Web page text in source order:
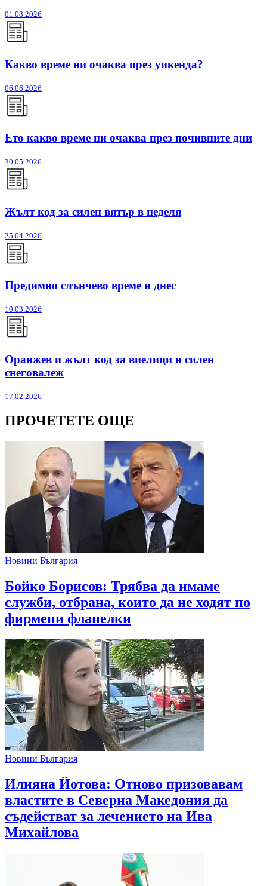
01.08.2026
Какво време ни очаква през уикенда?
06.06.2026
Ето какво време ни очаква през почивните дни
30.05.2026
Жълт код за силен вятър в неделя
25.04.2026
Предимно слънчево време и днес
10.03.2026
Оранжев и жълт код за виелици и силен
снеговалеж
17.02.2026
ПРОЧЕТЕТЕ ОЩЕ
Новини България
Бойко Борисов: Трябва да имаме
служби, отбрана, които да не ходят по
фирмени фланелки
Новини България
Илияна Йотова: Отново призовавам
властите в Северна Македония да
съдействат за лечението на Ива
Михайлова